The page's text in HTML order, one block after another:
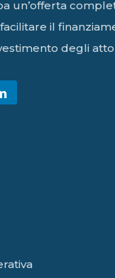
un’offerta
il
degli